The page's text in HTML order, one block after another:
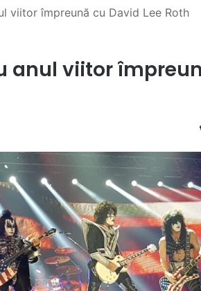
viitor împreună cu David Lee Roth
anul viitor